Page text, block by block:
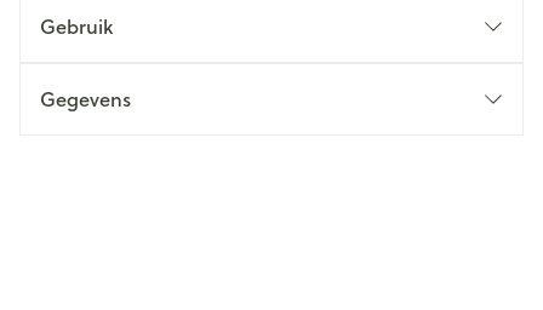
Gebruik
Gegevens